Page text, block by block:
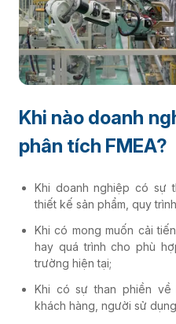
Khi nào doanh
phân tích FMEA?
Khi doanh nghiệp có sự
thiết kế sản phẩm, quy
Khi có mong muốn cải
hay quá trình cho phù
trường hiện tại;
Khi có sự than phiền về
khách hàng, người sử